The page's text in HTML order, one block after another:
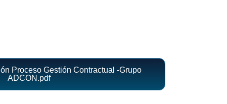
Proceso Gestión Contractual -Grupo
ADCON.pdf